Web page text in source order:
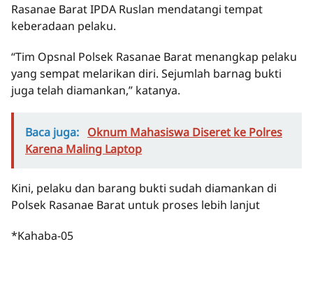
Rasanae Barat IPDA Ruslan mendatangi tempat
keberadaan pelaku.
“Tim Opsnal Polsek Rasanae Barat menangkap pelaku
yang sempat melarikan diri. Sejumlah barnag bukti
juga telah diamankan,” katanya.
Baca juga: Oknum Mahasiswa Diseret ke Polres
Karena Maling Laptop
Kini, pelaku dan barang bukti sudah diamankan di
Polsek Rasanae Barat untuk proses lebih lanjut
*Kahaba-05